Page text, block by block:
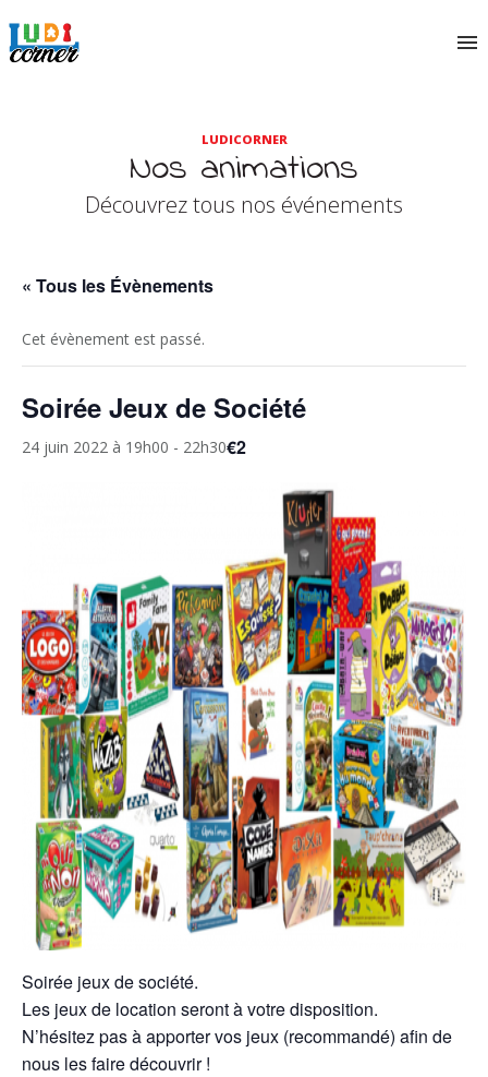
LUDICORNER
Nos animations
Découvrez tous nos événements
« Tous les Évènements
Cet évènement est passé.
Soirée Jeux de Société
24 juin 2022 à 19h00 - 22h30€2
Soirée jeux de société.
Les jeux de location seront à votre disposition.
N’hésitez pas à apporter vos jeux (recommandé) afin de
nous les faire découvrir !